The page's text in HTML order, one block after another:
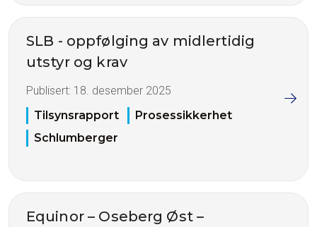
SLB - oppfølging av midlertidig
utstyr og krav
Publisert: 18. desember 2025
Tilsynsrapport
Prosessikkerhet
Schlumberger
Equinor – Oseberg Øst –